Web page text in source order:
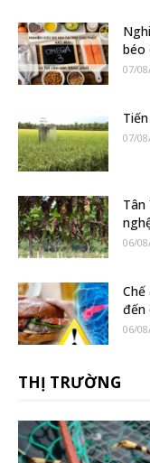
béo
07/
07/
Tân
06/
Chế
đến
06/
THỊ TRƯỜNG